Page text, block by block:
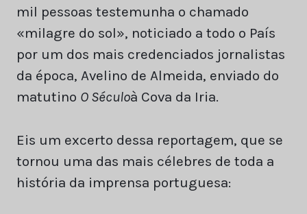
mil pessoas testemunha o chamado
«milagre do sol», noticiado a todo o País
por um dos mais credenciados jornalistas
da época, Avelino de Almeida, enviado do
matutino O Séculoà Cova da Iria.
Eis um excerto dessa reportagem, que se
tornou uma das mais célebres de toda a
história da imprensa portuguesa: